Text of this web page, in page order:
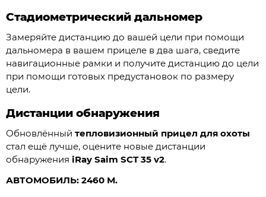
Стадиометрический дальномер
Замеряйте дистанцию до вашей цели при помощи
дальномера в вашем прицеле в два шага, сведите
навигационные рамки и получите дистанцию до цели
при помощи готовых предустановок по размеру
цели.
Дистанции обнаружения
Обновлённый тепловизионный прицел для охоты
стал ещё лучше, оцените новые дистанции
обнаружения iRay Saim SCT 35 v2.
АВТОМОБИЛЬ: 2460 М.